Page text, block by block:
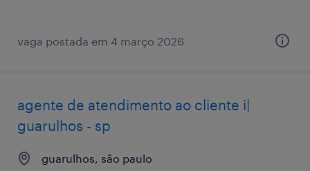
vaga postada em 4 março 2026
agente de atendimento ao cliente i|
guarulhos - sp
guarulhos, são paulo